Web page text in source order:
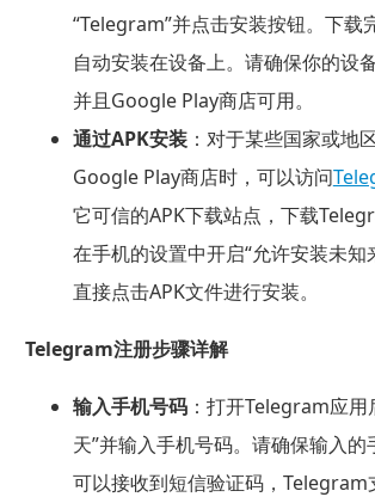
“Telegram”并点击安装按钮。下载
自动安装在设备上。请确保你的设
并且Google Play商店可用。
通过APK安装：对于某些国家或地
Google Play商店时，可以访问
它可信的APK下载站点，下载
在手机的设置中开启“允许安装未知
直接点击APK文件进行安装。
Telegram注册步骤详解
输入手机号码：打开Telegram应用
天”并输入手机号码。请确保输入的
可以接收到短信验证码，Telegram